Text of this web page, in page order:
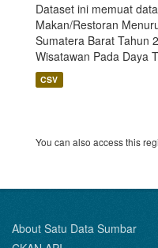
Dataset ini memuat
Makan/Restoran
Sumatera Barat Tahun
Wisatawan Pada Daya
CSV
You can also access this
About Satu Data Sumbar